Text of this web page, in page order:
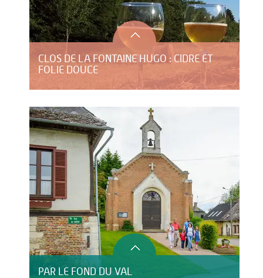
CLOS DE LA FONTAINE HUGO : CIDRE ET
FOLIE DOUCE
PAR LE FOND DU VAL